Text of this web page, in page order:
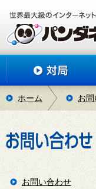
ホーム お
お問い合わせ